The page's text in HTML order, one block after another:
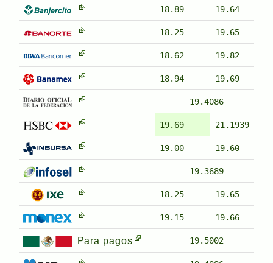
18.89 19.64
18.25 19.65
18.62 19.82
18.94 19.69
19.4086
19.69 21.1939
19.00 19.60
19.3689
18.25 19.65
19.15 19.66
Para pagos 19.5002